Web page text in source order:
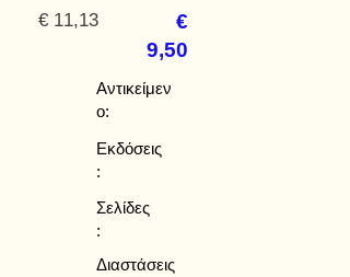
€ 11,13
€
9,50
Αντικείμεν
ο:
Εκδόσεις
:
Σελίδες
:
Διαστάσεις